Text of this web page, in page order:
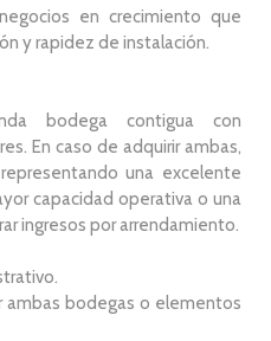
en crecimiento que
y rapidez de instalación.
bodega contigua con
En caso de adquirir ambas,
una excelente
capacidad operativa o una
ingresos por arrendamiento.
bodegas o elementos